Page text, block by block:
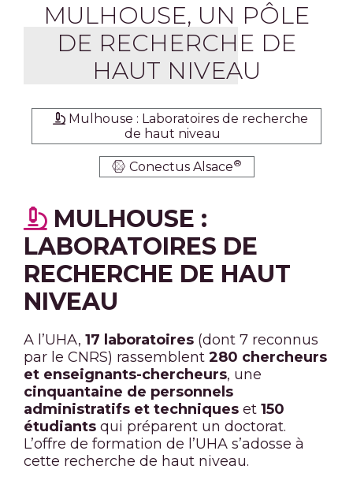
MULHOUSE, UN PÔLE
DE RECHERCHE DE
HAUT NIVEAU
Mulhouse : Laboratoires de recherche
de haut niveau
Conectus Alsace®
MULHOUSE :
LABORATOIRES DE
RECHERCHE DE HAUT
NIVEAU
A l’UHA, 17 laboratoires (dont 7 reconnus
par le CNRS) rassemblent 280 chercheurs
et enseignants-chercheurs, une
cinquantaine de personnels
administratifs et techniques et 150
étudiants qui préparent un doctorat.
L’offre de formation de l’UHA s’adosse à
cette recherche de haut niveau.